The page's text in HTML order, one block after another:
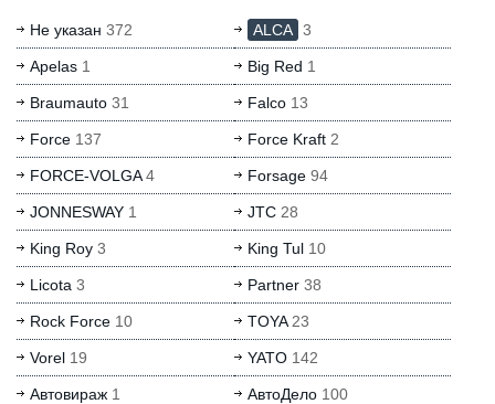
Не указан 372 ALCA 3
Apelas 1 Big Red 1
Braumauto 31 Falco13
Force 137 Force Kraft2
FORCE-VOLGA4 Forsage94
JONNESWAY 1 JTC28
King Roy 3 King Tul10
Licota 3 Partner38
Rock Force 10 TOYA23
Vorel 19 YATO142
Автовираж 1 АвтоДело100